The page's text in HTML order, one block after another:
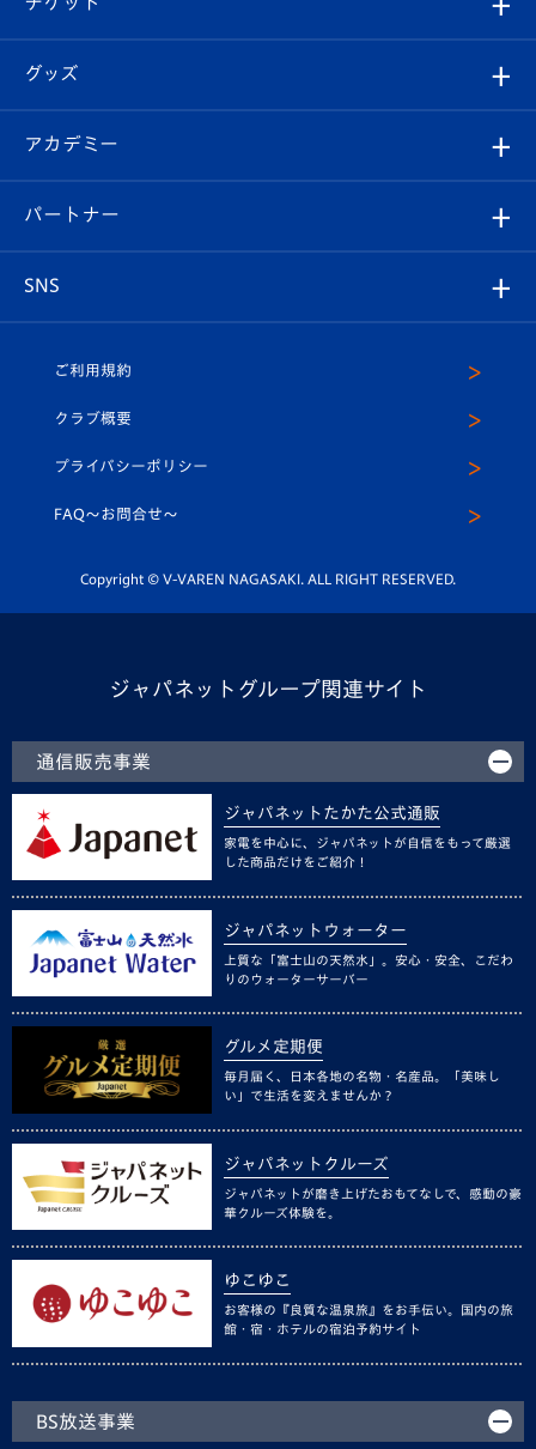
チケット
イベント
メディア
ホームタウン
エンブレム紹介
スタッフプロフィール
マスコット紹介
平和祈念活動
ホームタウン活動
はじめての観戦ガイド
Revive Team
ヴィヴィくんの長崎おもてなしガイド
フォトギャラリー
スタジアムグルメ
チケット
V-LOVERS（ファンクラブ）
プレイヤーズスイート
グッズ
オンラインショップ
店舗情報
アカデミー
育成からのお知らせ
U-18
スクール
パートナー
SNS
ヴィヴィくんインスタグラム
公式LINE＠
ご利用規約
クラブ概要
プライバシーポリシー
FAQ〜お問合せ〜
Copyright © V-VAREN NAGASAKI. ALL RIGHT RESERVED.
ジャパネットグループ関連サイト
通信販売事業
ジャパネットたかた公式通販
家電を中心に、ジャパネットが自信をもって厳選
した商品だけをご紹介！
ジャパネットウォーター
上質な「富士山の天然水」。安心・安全、こだわ
りのウォーターサーバー
グルメ定期便
毎月届く、日本各地の名物・名産品。「美味し
い」で生活を変えませんか？
ジャパネットクルーズ
ジャパネットが磨き上げたおもてなしで、感動の豪
華クルーズ体験を。
ゆこゆこ
お客様の『良質な温泉旅』をお手伝い。国内の旅
館・宿・ホテルの宿泊予約サイト
BS放送事業